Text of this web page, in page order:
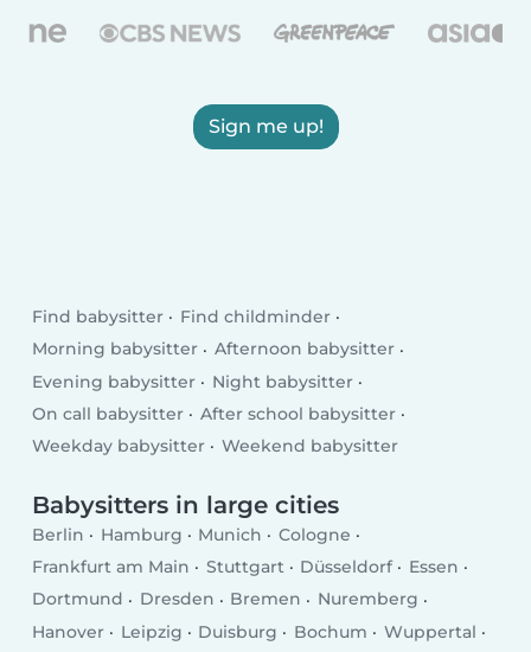
Sign me up!
Find babysitter
Find childminder
Morning babysitter
Afternoon babysitter
Evening babysitter
Night babysitter
On call babysitter
After school babysitter
Weekday babysitter
Weekend babysitter
Babysitters in large cities
Berlin Hamburg Munich
Cologne
Frankfurt am Main
Stuttgart Düsseldorf
Essen
Dortmund
Dresden Bremen
Nuremberg
Hanover
Leipzig Duisburg Bochum
Wuppertal